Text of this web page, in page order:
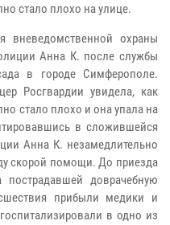
стало плохо на улице.
вневедомственной охраны
Анна К. после службы
в городе Симферополе.
Росгвардии увидела, как
стало плохо и она упала на
в сложившейся
Анна К. незамедлительно
скорой помощи. До приезда
доврачебную
прибыли медики и
в одно из